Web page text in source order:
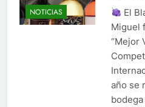
NOTICIAS
El
Miguel
“Mejor
año se